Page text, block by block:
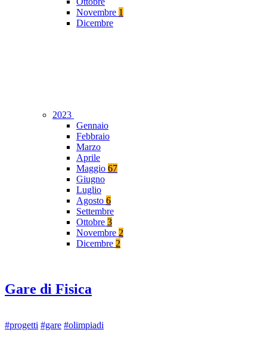
Novembre 1
Dicembre
2023
Gennaio
Febbraio
Marzo
Aprile
Maggio 67
Giugno
Luglio
Agosto 6
Settembre
Ottobre 3
Novembre 2
Dicembre 2
Gare di Fisica
#progetti #gare #olimpiadi